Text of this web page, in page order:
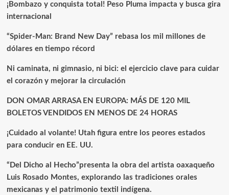
¡Bombazo y conquista total! Peso Pluma impacta y busca gira
internacional
“Spider-Man: Brand New Day” rebasa los mil millones de
dólares en tiempo récord
Ni caminata, ni gimnasio, ni bici: el ejercicio clave para cuidar
el corazón y mejorar la circulación
DON OMAR ARRASA EN EUROPA: MÁS DE 120 MIL
BOLETOS VENDIDOS EN MENOS DE 24 HORAS
¡Cuidado al volante! Utah figura entre los peores estados
para conducir en EE. UU.
“Del Dicho al Hecho”presenta la obra del artista oaxaqueño
Luis Rosado Montes, explorando las tradiciones orales
mexicanas y el patrimonio textil indígena.